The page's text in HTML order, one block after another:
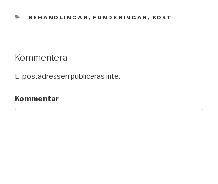
KATEGORIER
BEHANDLINGAR , FUNDERINGAR , KOST
Kommentera
E-postadressen publiceras inte.
Kommentar